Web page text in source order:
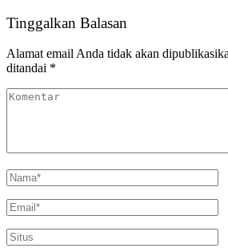
Tinggalkan Balasan
Alamat email Anda tidak akan
ditandai *